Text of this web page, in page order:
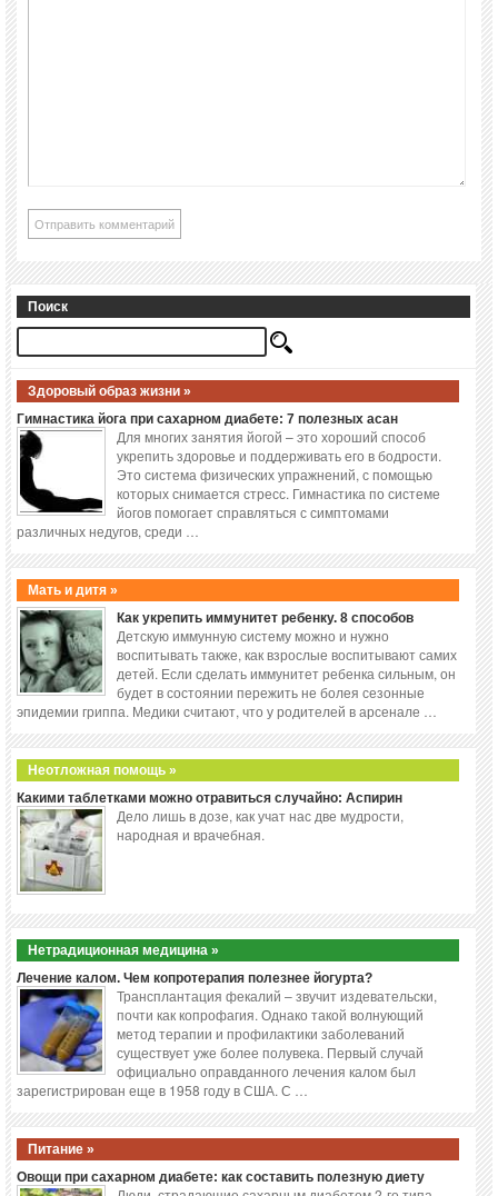
Поиск
Здоровый образ жизни »
Гимнастика йога при сахарном диабете: 7 полезных асан
Для многих занятия йогой – это хороший способ
укрепить здоровье и поддерживать его в бодрости.
Это система физических упражнений, с помощью
которых снимается стресс. Гимнастика по системе
йогов помогает справляться с симптомами
различных недугов, среди …
Мать и дитя »
Как укрепить иммунитет ребенку. 8 способов
Детскую иммунную систему можно и нужно
воспитывать также, как взрослые воспитывают самих
детей. Если сделать иммунитет ребенка сильным, он
будет в состоянии пережить не болея сезонные
эпидемии гриппа. Медики считают, что у родителей в арсенале …
Неотложная помощь »
Какими таблетками можно отравиться случайно: Аспирин
Дело лишь в дозе, как учат нас две мудрости,
народная и врачебная.
Нетрадиционная медицина »
Лечение калом. Чем копротерапия полезнее йогурта?
Трансплантация фекалий – звучит издевательски,
почти как копрофагия. Однако такой волнующий
метод терапии и профилактики заболеваний
существует уже более полувека. Первый случай
официально оправданного лечения калом был
зарегистрирован еще в 1958 году в США. С …
Питание »
Овощи при сахарном диабете: как составить полезную диету